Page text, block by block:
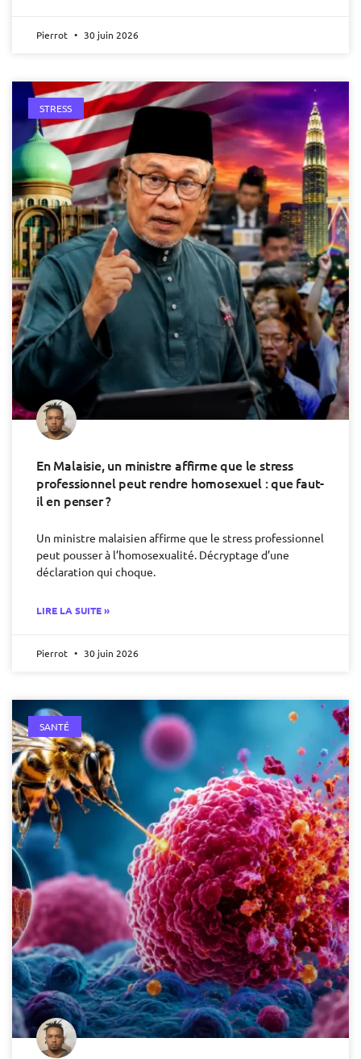
Pierrot 30 juin 2026
STRESS
En Malaisie, un ministre affirme que le stress
professionnel peut rendre homosexuel : que faut-
il en penser ?
Un ministre malaisien affirme que le stress professionnel
peut pousser à l’homosexualité. Décryptage d’une
déclaration qui choque.
LIRE LA SUITE »
Pierrot 30 juin 2026
SANTÉ